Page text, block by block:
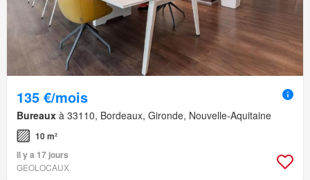
135 €/mois
Bureaux à 33110, Bordeaux, Gironde, Nouvelle-Aquitaine
10 m²
Il y a 17 jours
GEOLOCAUX